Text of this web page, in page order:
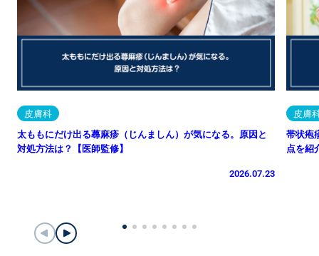
皮膚科
太ももにだけ出る蕁麻疹（じんましん）が気になる。原因と
対処方法は？【医師監修】
2026.07.23
皮膚
帯状疱
点を紹